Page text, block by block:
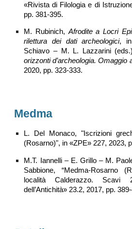
«Rivista di Filologia e di
pp. 381-395.
M. Rubinich,Afrodite a Locri
rilettura dei dati archeologici,
Schiavo – M. L. Lazzarini
orizzonti d’archeologia. Omaggio
2020, pp. 323-333.
Medma
L. Del Monaco, "Iscrizioni
(Rosarno)", in «ZPE» 227, 2023,
M.T. Iannelli – E. Grillo – M.
Sabbione, “Medma-Rosarno
località Calderazzo. Scavi
dell’Antichità» 23.2, 2017, pp.